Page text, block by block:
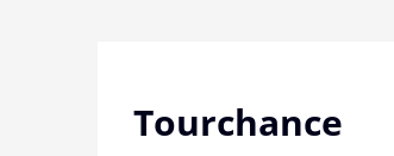
Tourchance